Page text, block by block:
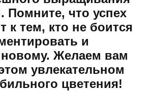
Помните, что успех
к тем, кто не боится
и
новому. Желаем вам
увлекательном
цветения!